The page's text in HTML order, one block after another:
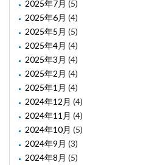
2025年7月 (5)
2025年6月 (4)
2025年5月 (5)
2025年4月 (4)
2025年3月 (4)
2025年2月 (4)
2025年1月 (4)
2024年12月 (4)
2024年11月 (4)
2024年10月 (5)
2024年9月 (3)
2024年8月 (5)